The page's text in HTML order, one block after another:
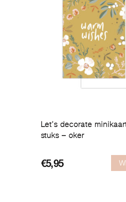
Let’s decorate
stuks – oker
€5,95